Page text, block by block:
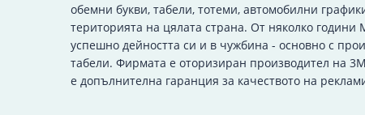
обемни букви, табели, тотеми, автомобилни
територията на цялата страна. От няколко
успешно дейността си и в чужбина - основно с
табели. Фирмата е оторизиран производител на
е допълнителна гаранция за качеството на